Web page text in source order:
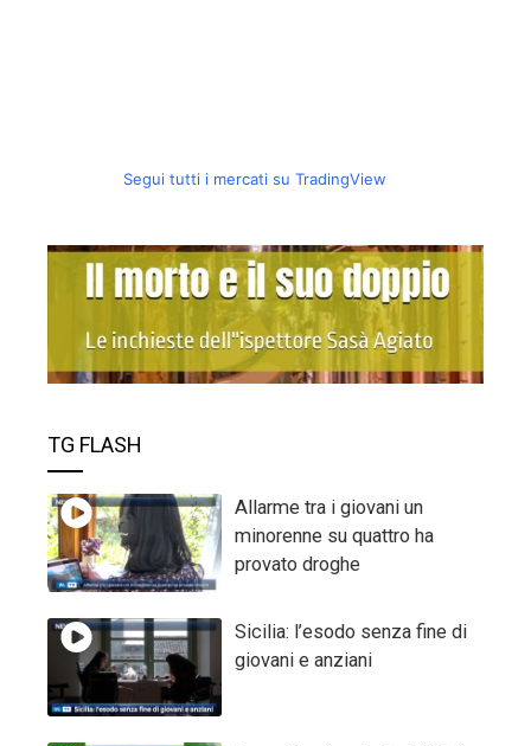
Segui tutti i mercati su TradingView
TG FLASH
Allarme tra i giovani un
minorenne su quattro ha
provato droghe
Sicilia: l’esodo senza fine di
giovani e anziani